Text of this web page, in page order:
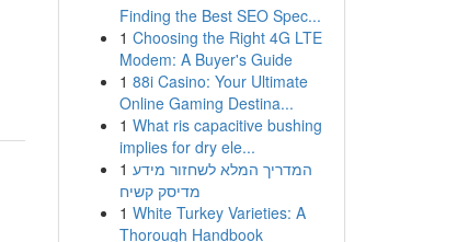
Finding the Best SEO Spec...
1 Choosing the Right 4G LTE
Modem: A Buyer's Guide
1 88i Casino: Your Ultimate
Online Gaming Destina...
1 What ris capacitive bushing
implies for dry ele...
1 המדריך המלא לשחזור מידע
מדיסק קשיח
1 White Turkey Varieties: A
Thorough Handbook